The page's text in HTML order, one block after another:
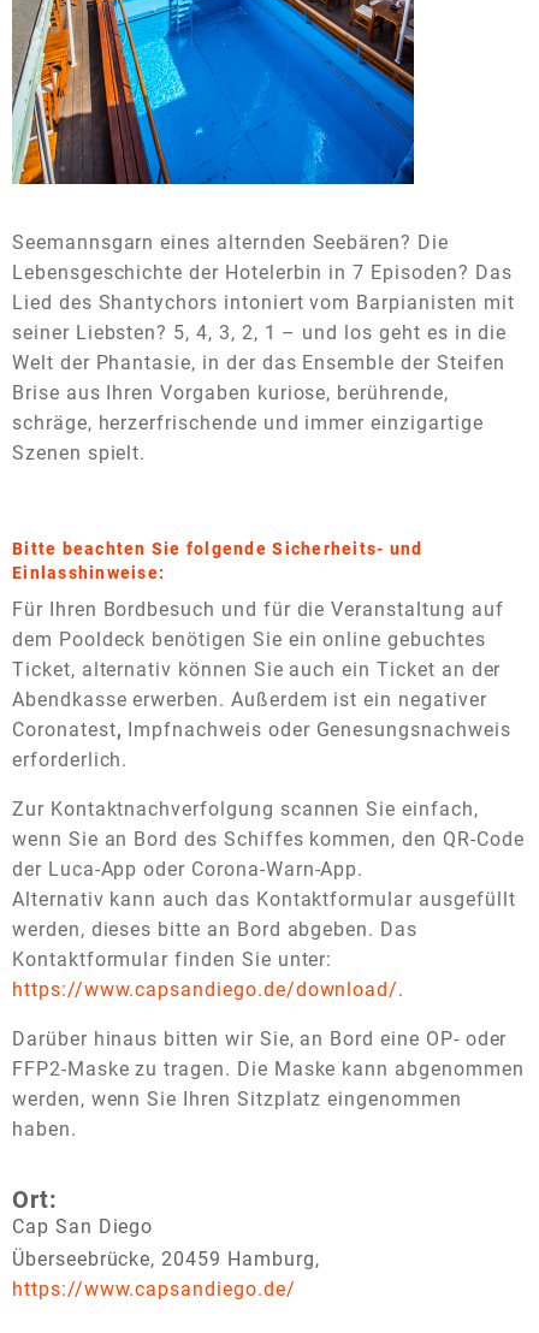
Seemannsgarn eines alternden Seebären? Die
Lebensgeschichte der Hotelerbin in 7 Episoden? Das
Lied des Shantychors intoniert vom Barpianisten mit
seiner Liebsten? 5, 4, 3, 2, 1 – und los geht es in die
Welt der Phantasie, in der das Ensemble der Steifen
Brise aus Ihren Vorgaben kuriose, berührende,
schräge, herzerfrischende und immer einzigartige
Szenen spielt.
Bitte beachten Sie folgende Sicherheits- und
Einlasshinweise:
Für Ihren Bordbesuch und für die Veranstaltung auf
dem Pooldeck benötigen Sie ein online gebuchtes
Ticket, alternativ können Sie auch ein Ticket an der
Abendkasse erwerben. Außerdem ist ein negativer
Coronatest, Impfnachweis oder Genesungsnachweis
erforderlich.
Zur Kontaktnachverfolgung scannen Sie einfach,
wenn Sie an Bord des Schiffes kommen, den QR-Code
der Luca-App oder Corona-Warn-App.
Alternativ kann auch das Kontaktformular ausgefüllt
werden, dieses bitte an Bord abgeben. Das
Kontaktformular finden Sie unter:
https://www.capsandiego.de/download/.
Darüber hinaus bitten wir Sie, an Bord eine OP- oder
FFP2-Maske zu tragen. Die Maske kann abgenommen
werden, wenn Sie Ihren Sitzplatz eingenommen
haben.
Ort:
Cap San Diego
Überseebrücke, 20459 Hamburg,
https://www.capsandiego.de/